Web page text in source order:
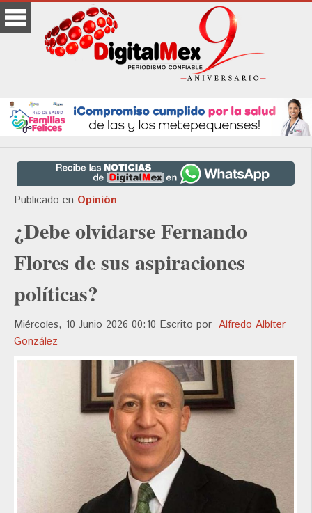
Publicado en Opinión
¿Debe olvidarse Fernando
Flores de sus aspiraciones
políticas?
Miércoles, 10 Junio 2026 00:10 Escrito por Alfredo Albíter
González